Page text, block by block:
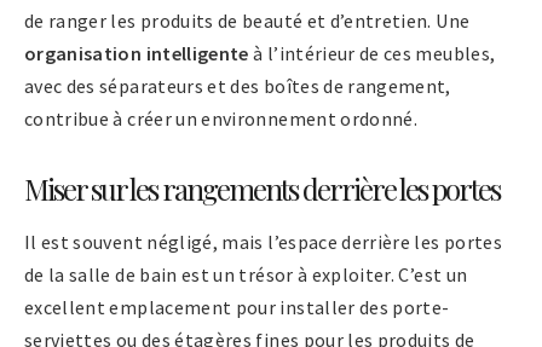
de ranger les produits de beauté et d’entretien. Une
organisation intelligente à l’intérieur de ces meubles,
avec des séparateurs et des boîtes de rangement,
contribue à créer un environnement ordonné.
Miser sur les rangements derrière les portes
Il est souvent négligé, mais l’espace derrière les portes
de la salle de bain est un trésor à exploiter. C’est un
excellent emplacement pour installer des porte-
serviettes ou des étagères fines pour les produits de